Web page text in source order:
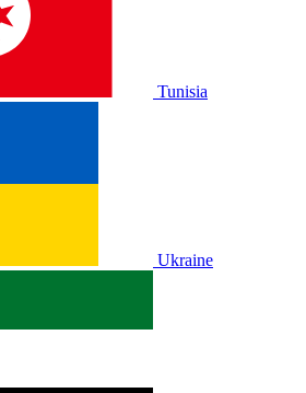
Tunisia
Ukraine